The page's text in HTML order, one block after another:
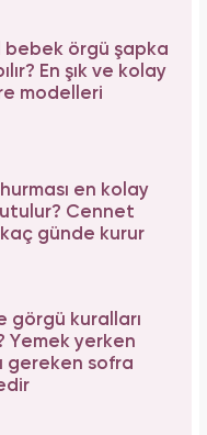
bebek örgü şapka
En şık ve kolay
modelleri
en kolay
Cennet
kaç günde kurur
görgü kuralları
Yemek yerken
gereken sofra